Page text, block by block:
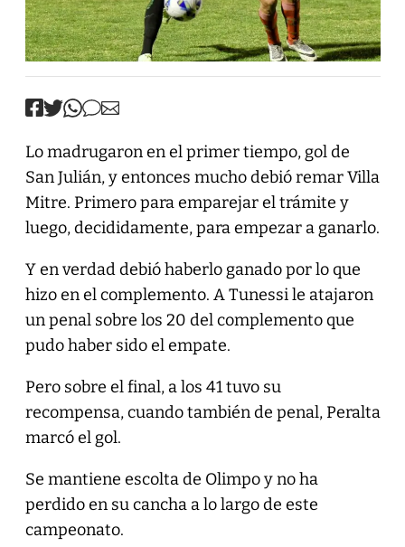
Lo madrugaron en el primer tiempo, gol de
San Julián, y entonces mucho debió remar Villa
Mitre. Primero para emparejar el trámite y
luego, decididamente, para empezar a ganarlo.
Y en verdad debió haberlo ganado por lo que
hizo en el complemento. A Tunessi le atajaron
un penal sobre los 20 del complemento que
pudo haber sido el empate.
Pero sobre el final, a los 41 tuvo su
recompensa, cuando también de penal, Peralta
marcó el gol.
Se mantiene escolta de Olimpo y no ha
perdido en su cancha a lo largo de este
campeonato.